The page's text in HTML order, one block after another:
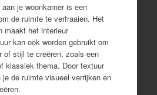
je woonkamer is een
de ruimte te verfraaien. Het
maakt het interieur
kan ook worden gebruikt om
of stijl te creëren, zoals een
klassiek thema. Door textuur
de ruimte visueel verrijken en